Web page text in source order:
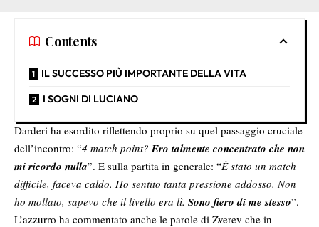
Contents
IL SUCCESSO PIÙ IMPORTANTE DELLA VITA
I SOGNI DI LUCIANO
Darderi ha esordito riflettendo proprio su quel passaggio cruciale
dell’incontro: “4 match point? Ero talmente concentrato che non
mi ricordo nulla”. E sulla partita in generale: “È stato un match
difficile, faceva caldo. Ho sentito tanta pressione addosso. Non
ho mollato, sapevo che il livello era lì. Sono fiero di me stesso”.
L’azzurro ha commentato anche le parole di Zverev che in